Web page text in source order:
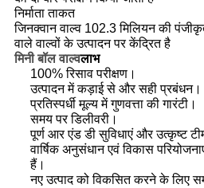
निर्माता ताकत
जिनक्वान वाल्व 102.3 मिलियन की
वाले वाल्वों के उत्पादन पर केंद्रित है
मिनी बॉल वाल्वलाभ
100% रिसाव परीक्षण।
उत्पादन में कड़ाई से और सही प्रबंधन।
प्रतिस्पर्धी मूल्य में गुणवत्ता की गारंटी।
समय पर डिलीवरी।
पूर्ण आर एंड डी सुविधाएं और उत्कृष्ट
वार्षिक अनुसंधान एवं विकास
हैं।
नए उत्पाद को विकसित करने के लिए